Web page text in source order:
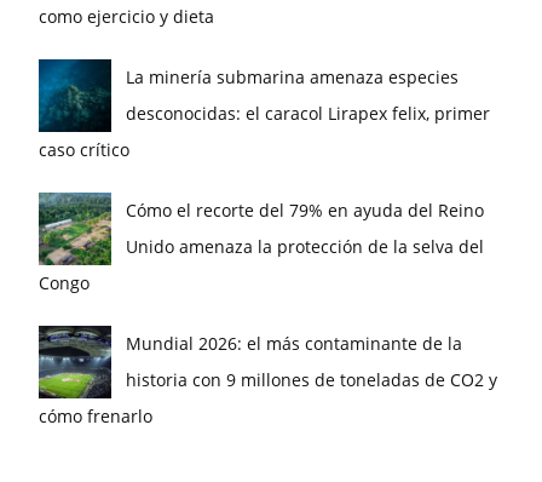
como ejercicio y dieta
La minería submarina amenaza especies
desconocidas: el caracol Lirapex felix, primer
caso crítico
Cómo el recorte del 79% en ayuda del Reino
Unido amenaza la protección de la selva del
Congo
Mundial 2026: el más contaminante de la
historia con 9 millones de toneladas de CO2 y
cómo frenarlo